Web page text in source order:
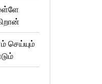
செய்யும்